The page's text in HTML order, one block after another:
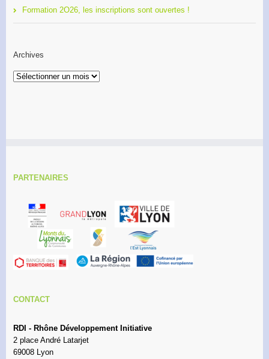
Formation 2O26, les inscriptions sont ouvertes !
Archives
Archives
PARTENAIRES
CONTACT
RDI - Rhône Développement Initiative
2 place André Latarjet
69008 Lyon